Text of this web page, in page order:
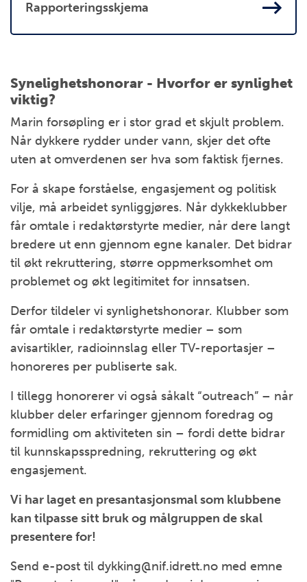
Rapporteringsskjema
Synelighetshonorar - Hvorfor er synlighet
viktig?
Marin forsøpling er i stor grad et skjult problem.
Når dykkere rydder under vann, skjer det ofte
uten at omverdenen ser hva som faktisk fjernes.
For å skape forståelse, engasjement og politisk
vilje, må arbeidet synliggjøres. Når dykkeklubber
får omtale i redaktørstyrte medier, når dere langt
bredere ut enn gjennom egne kanaler. Det bidrar
til økt rekruttering, større oppmerksomhet om
problemet og økt legitimitet for innsatsen.
Derfor tildeler vi synlighetshonorar. Klubber som
får omtale i redaktørstyrte medier – som
avisartikler, radioinnslag eller TV-reportasjer –
honoreres per publiserte sak.
I tillegg honorerer vi også såkalt “outreach” – når
klubber deler erfaringer gjennom foredrag og
formidling om aktiviteten sin – fordi dette bidrar
til kunnskapsspredning, rekruttering og økt
engasjement.
Vi har laget en presantasjonsmal som klubbene
kan tilpasse sitt bruk og målgruppen de skal
presentere for!
Send e-post til dykking@nif.idrett.no med emne